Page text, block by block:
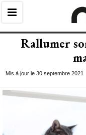
Rallumer
Mis à jour le 30 septembre 2021